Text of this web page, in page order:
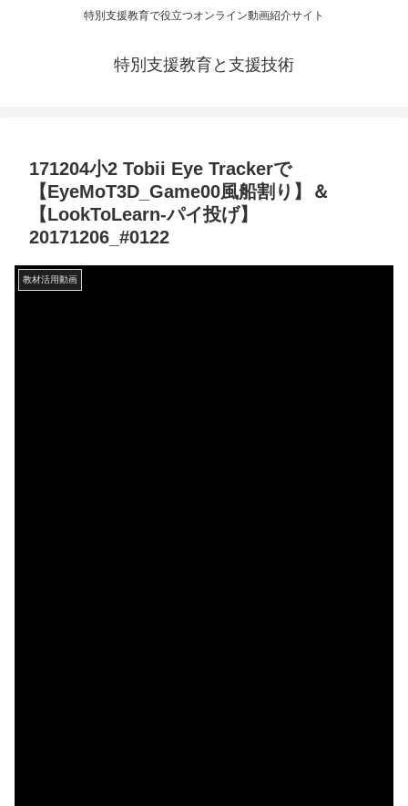
特別支援教育で役立つオンライン動画紹介サイト
特別支援教育と支援技術
171204小2 Tobii Eye Trackerで
【EyeMoT3D_Game00風船割り】＆
【LookToLearn-パイ投げ】
20171206_#0122
教材活用動画